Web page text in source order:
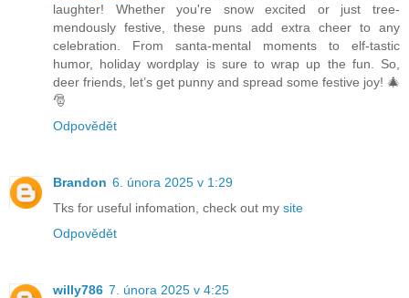
laughter! Whether you're snow excited or just tree-
mendously festive, these puns add extra cheer to any
celebration. From santa-mental moments to elf-tastic
humor, holiday wordplay is sure to wrap up the fun. So,
deer friends, let’s get punny and spread some festive joy! 🎄
🎅
Odpovědět
Brandon 6. února 2025 v 1:29
Tks for useful infomation, check out my site
Odpovědět
willy786 7. února 2025 v 4:25